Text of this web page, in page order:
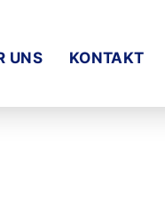
UNS KONTAKT